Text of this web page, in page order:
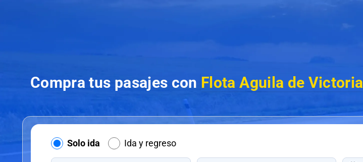
Compra tus pasajes con Flota Aguila de Victoria
Solo ida Ida y regreso